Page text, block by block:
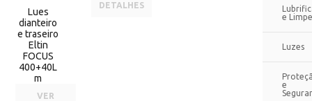
Lues
dianteiro
e traseiro
Eltin
FOCUS
400+40L
m
VER
DETALHES
e
Luzes
e